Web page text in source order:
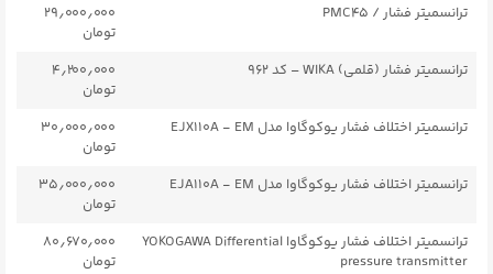
ترانسمیتر فشار / PMC45
۲۹٫۰۰۰٫۰۰۰
تومان
ترانسمیتر فشار (قلمی) WIKA – کد ۹۶۲
۴٫۲۰۰٫۰۰۰
تومان
ترانسمیتر اختلاف فشار یوکوگاوا مدل EJX110A - EM
۳۰٫۰۰۰٫۰۰۰
تومان
ترانسمیتر اختلاف فشار یوکوگاوا مدل EJA110A - EM
۳۵٫۰۰۰٫۰۰۰
تومان
ترانسمیتر اختلاف فشار یوکوگاوا YOKOGAWA Differential
pressure transmitter
۸۰٫۶۷۰٫۰۰۰
تومان